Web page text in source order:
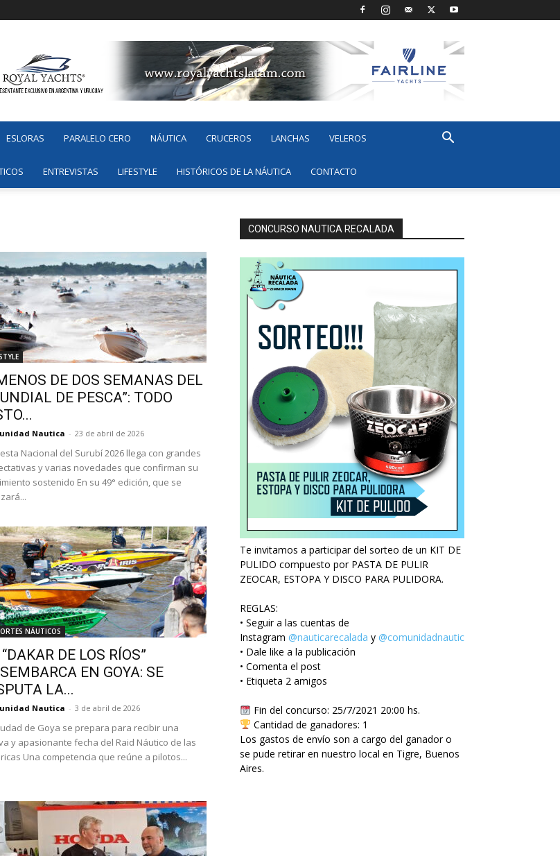
ESLORAS PARALELO CERO NÁUTICA CRUCEROS LANCHAS VELEROS
ENTREVISTAS LIFESTYLE HISTÓRICOS DE LA NÁUTICA CONTACTO
DE DOS SEMANAS DEL
DE PESCA”: TODO
Nautica - 23 de abril de 2026
Nacional del Surubí 2026 llega con grandes
y varias novedades que confirman su
sostenido En su 49° edición, que se
NÁUTICOS
DE LOS RÍOS”
EN GOYA: SE
LA...
Nautica - 3 de abril de 2026
de Goya se prepara para recibir una
y apasionante fecha del Raid Náutico de las
Una competencia que reúne a pilotos...
CONCURSO NAUTICA RECALADA
Te invitamos a participar del sorteo de un KIT DE
PULIDO compuesto por PASTA DE PULIR
ZEOCAR, ESTOPA Y DISCO PARA PULIDORA.
REGLAS:
• Seguir a las cuentas de
Instagram @nauticarecalada y @comunidadnautica
• Dale like a la publicación
• Comenta el post
• Etiqueta 2 amigos
Fin del concurso: 25/7/2021 20:00 hs.
Cantidad de ganadores: 1
Los gastos de envío son a cargo del ganador o
se pude retirar en nuestro local en Tigre, Buenos
Aires.